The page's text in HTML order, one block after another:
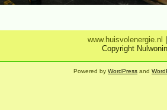
www.huisvolenergie.nl
Copyright
Powered by WordPress and